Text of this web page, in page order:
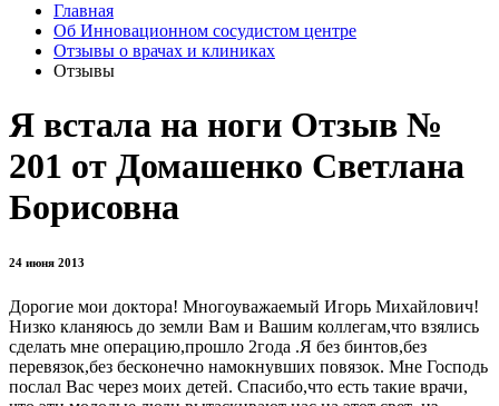
Главная
Об Инновационном сосудистом центре
Отзывы о врачах и клиниках
Отзывы
Я встала на ноги Отзыв №
201 от Домашенко Светлана
Борисовна
24 июня 2013
Дорогие мои доктора! Многоуважаемый Игорь Михайлович!
Низко кланяюсь до земли Вам и Вашим коллегам,что взялись
сделать мне операцию,прошло 2года .Я без бинтов,без
перевязок,без бесконечно намокнувших повязок. Мне Господь
послал Вас через моих детей. Спасибо,что есть такие врачи,